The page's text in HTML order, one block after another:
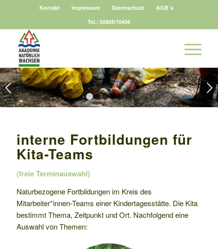
Kontakt Impressum Datenschutz
AGB´s
Tel.: 02865/10456
Weiter
1 2 3 4 5 6
interne Fortbildungen für
Kita-Teams
(freie Terminauswahl)
Naturbezogene Fortbildungen im Kreis des
Mitarbeiter*innen-Teams einer Kindertagesstätte. Die Kita
bestimmt Thema, Zeitpunkt und Ort. Nachfolgend eine
Auswahl von Themen: